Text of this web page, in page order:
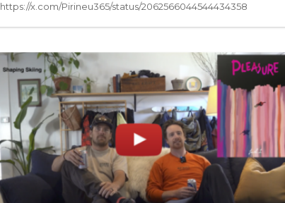
https://x.com/Pirineu365/status/2062566044544434358